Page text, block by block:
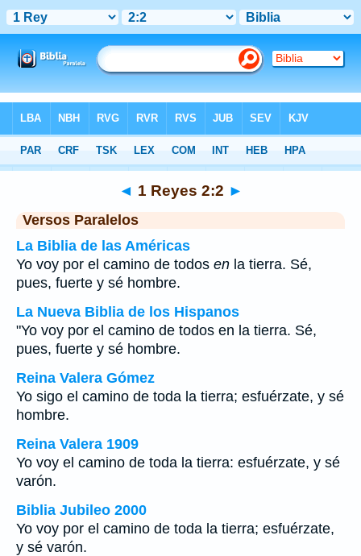
>1 Reyes Capítulo 2 > Verso 2
◄ 1 Reyes 2:2 ►
Versos Paralelos
La Biblia de las Américas
Yo voy por el camino de todos en la tierra. Sé,
pues, fuerte y sé hombre.
La Nueva Biblia de los Hispanos
"Yo voy por el camino de todos en la tierra. Sé,
pues, fuerte y sé hombre.
Reina Valera Gómez
Yo sigo el camino de toda la tierra; esfuérzate, y sé
hombre.
Reina Valera 1909
Yo voy el camino de toda la tierra: esfuérzate, y sé
varón.
Biblia Jubileo 2000
Yo voy por el camino de toda la tierra; esfuérzate,
y sé varón.